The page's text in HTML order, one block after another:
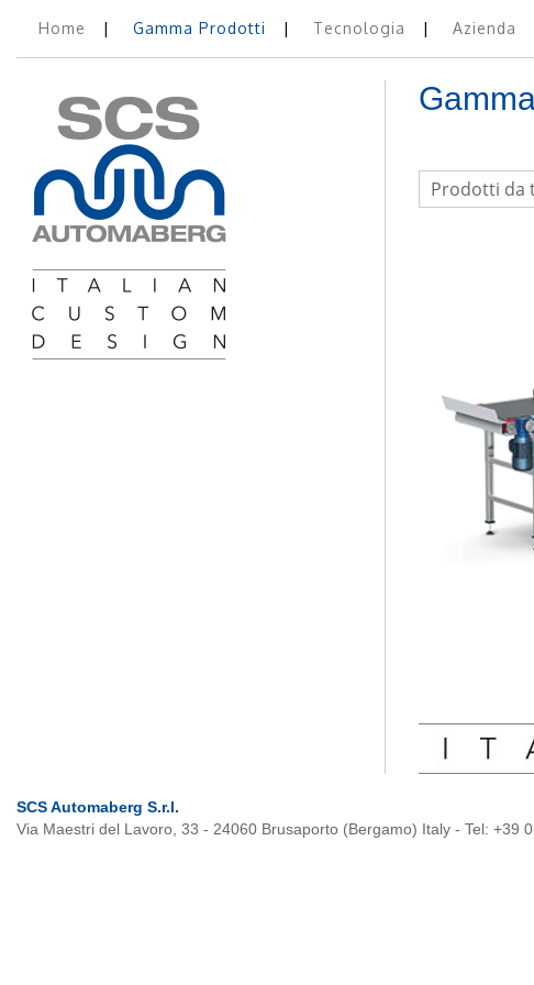
Home Gamma Prodotti Tecnologia Azienda
SCS Automaberg S.r.l.
Via Maestri del Lavoro, 33 - 24060 Brusaporto (Bergamo) Italy - Tel: +39